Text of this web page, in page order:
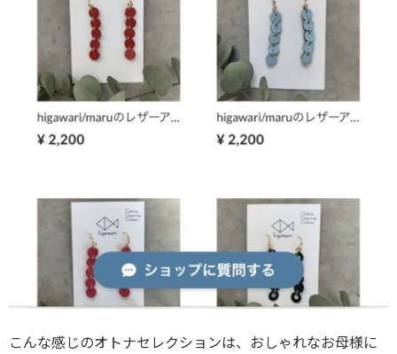
こんな感じのオトナセレクションは、おしゃれなお母様に